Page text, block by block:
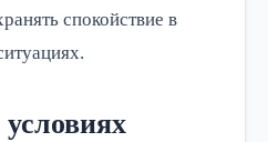
спокойствие в